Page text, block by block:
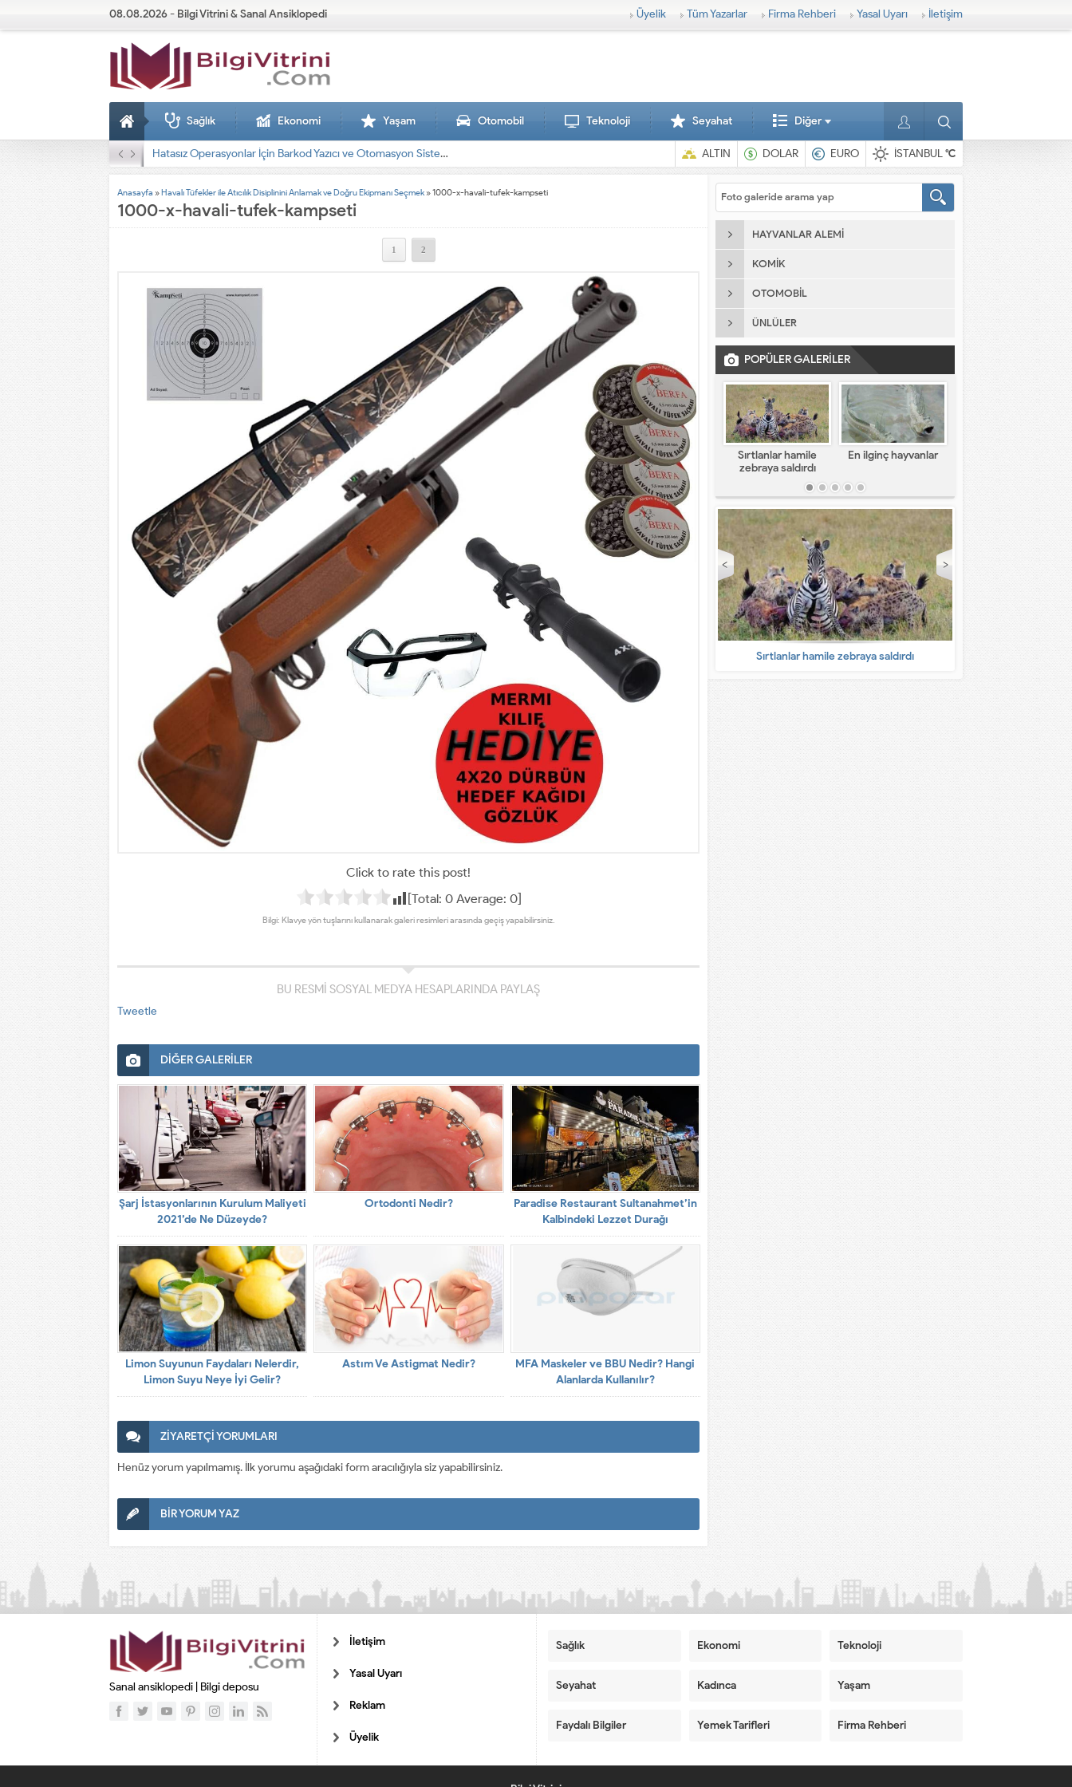
08.08.2026 - Bilgi Vitrini & Sanal Ansiklopedi Üyelik Tüm Yazarlar Firma Rehberi Yasal Uyarı İletişim
Sağlık Ekonomi Yaşam Otomobil Teknoloji Seyahat Diğer
Dizel Jeneratörler ALTIN DOLAR EURO İSTANBUL°C
Anasayfa »Havalı Tüfekler ile Atıcılık Disiplinini Anlamak ve Doğru Ekipmanı Seçmek »1000-x-havali-tufek-kampseti
1000-x-havali-tufek-kampseti
1 2
Click to rate this post!
[Total: 0Average: 0]
Bilgi: Klavye yön tuşlarını kullanarak galeri resimleri arasında geçiş yapabilirsiniz.
BU RESMİ SOSYAL MEDYA HESAPLARINDA PAYLAŞ
Tweetle
DİĞER GALERİLER
Şarj İstasyonlarının Kurulum Maliyeti
2021’de Ne Düzeyde?
Ortodonti Nedir?
Paradise Restaurant Sultanahmet’in
Kalbindeki Lezzet Durağı
Limon Suyunun Faydaları Nelerdir,
Limon Suyu Neye İyi Gelir?
Astım Ve Astigmat Nedir?
MFA Maskeler ve BBU Nedir? Hangi
Alanlarda Kullanılır?
ZİYARETÇİ YORUMLARI
Henüz yorum yapılmamış. İlk yorumu aşağıdaki form aracılığıyla siz yapabilirsiniz.
BİR YORUM YAZ
HAYVANLAR ALEMI
KOMIK
OTOMOBIL
ÜNLÜLER
POPÜLER GALERİLER
Sırtlanlar hamile
zebraya saldırdı
En ilginç hayvanlar
Sırtlanlar hamile zebraya saldırdı
Sanal ansiklopedi | Bilgi deposu
İletişim
Yasal Uyarı
Reklam
Üyelik
Sağlık Ekonomi Teknoloji
Seyahat Kadınca Yaşam
Faydalı Bilgiler Yemek Tarifleri Firma Rehberi